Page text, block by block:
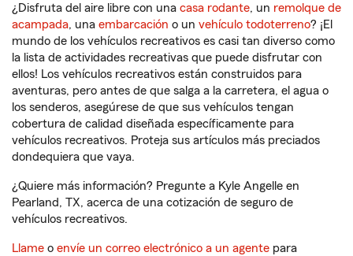
¿Disfruta del aire libre con una casa rodante, un remolque de
acampada, una embarcación o un vehículo todoterreno? ¡El
mundo de los vehículos recreativos es casi tan diverso como
la lista de actividades recreativas que puede disfrutar con
ellos! Los vehículos recreativos están construidos para
aventuras, pero antes de que salga a la carretera, el agua o
los senderos, asegúrese de que sus vehículos tengan
cobertura de calidad diseñada específicamente para
vehículos recreativos. Proteja sus artículos más preciados
dondequiera que vaya.
¿Quiere más información? Pregunte a Kyle Angelle en
Pearland, TX, acerca de una cotización de seguro de
vehículos recreativos.
Llame o envíe un correo electrónico a un agente para